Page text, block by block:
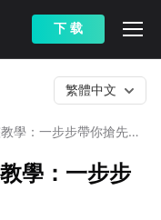
下 载
學：一步步帶你搶先預
繁體中文
學：一步步